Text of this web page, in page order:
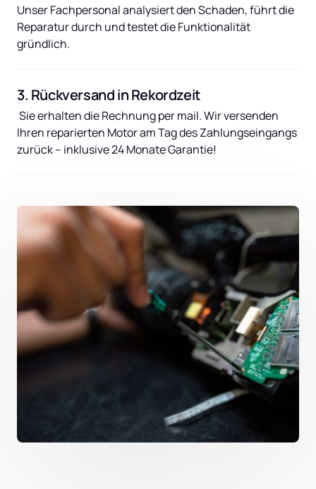
Unser Fachpersonal analysiert den Schaden, führt die
Reparatur durch und testet die Funktionalität
gründlich.
3. Rückversand in Rekordzeit
Ihren reparierten Motor am Tag des Zahlungseingangs
zurück – inklusive 24 Monate Garantie!